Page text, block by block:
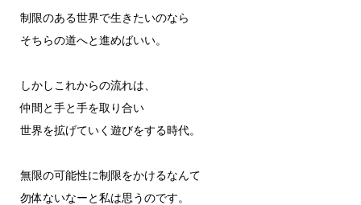
制限のある世界で生きたいのなら
そちらの道へと進めばいい。
しかしこれからの流れは、
仲間と手と手を取り合い
世界を拡げていく遊びをする時代。
無限の可能性に制限をかけるなんて
勿体ないなーと私は思うのです。